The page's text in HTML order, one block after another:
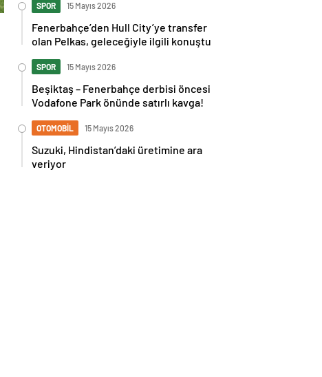
kardeşinden sert cevap
SPOR 15 Mayıs 2026
Fenerbahçe’den Hull City’ye transfer
olan Pelkas, geleceğiyle ilgili konuştu
SPOR 15 Mayıs 2026
Beşiktaş – Fenerbahçe derbisi öncesi
Vodafone Park önünde satırlı kavga!
OTOMOBİL 15 Mayıs 2026
Suzuki, Hindistan’daki üretimine ara
veriyor